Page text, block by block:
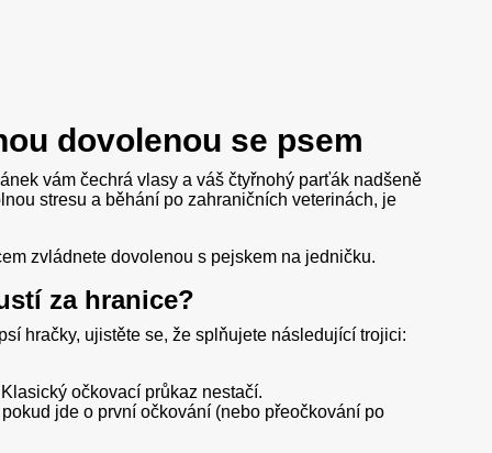
dovolenou se psem
vám čechrá vlasy a váš čtyřnohý parťák nadšeně
stresu a běhání po zahraničních veterinách, je
zvládnete dovolenou s pejskem na jedničku.
za hranice?
hračky, ujistěte se, že splňujete následující trojici:
očkovací průkaz nestačí.
jde o první očkování (nebo přeočkování po